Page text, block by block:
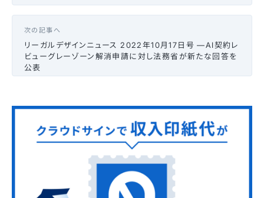
次の記事へ
リーガルデザインニュース 2022年10月17日号 —AI契約レ
ビューグレーゾーン解消申請に対し法務省が新たな回答を
公表